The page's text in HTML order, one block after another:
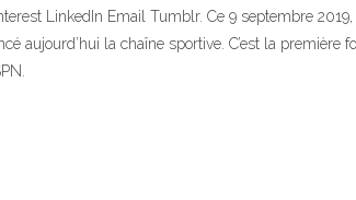
LinkedIn Email Tumblr. Ce 9 septembre
aujourd’hui la chaîne sportive. C’est la